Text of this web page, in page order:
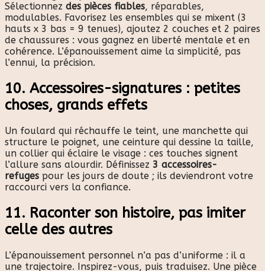
Sélectionnez des pièces fiables, réparables,
modulables. Favorisez les ensembles qui se mixent (3
hauts x 3 bas = 9 tenues), ajoutez 2 couches et 2 paires
de chaussures : vous gagnez en liberté mentale et en
cohérence. L’épanouissement aime la simplicité, pas
l’ennui, la précision.
10. Accessoires-signatures : petites
choses, grands effets
Un foulard qui réchauffe le teint, une manchette qui
structure le poignet, une ceinture qui dessine la taille,
un collier qui éclaire le visage : ces touches signent
l’allure sans alourdir. Définissez 3 accessoires-
refuges pour les jours de doute ; ils deviendront votre
raccourci vers la confiance.
11. Raconter son histoire, pas imiter
celle des autres
L’épanouissement personnel n’a pas d’uniforme : il a
une trajectoire. Inspirez-vous, puis traduisez. Une pièce